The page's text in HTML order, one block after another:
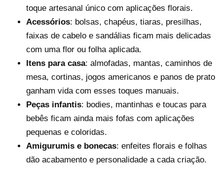
toque artesanal único com aplicações florais.
Acessórios: bolsas, chapéus, tiaras, presilhas,
faixas de cabelo e sandálias ficam mais delicadas
com uma flor ou folha aplicada.
Itens para casa: almofadas, mantas, caminhos de
mesa, cortinas, jogos americanos e panos de prato
ganham vida com esses toques manuais.
Peças infantis: bodies, mantinhas e toucas para
bebês ficam ainda mais fofas com aplicações
pequenas e coloridas.
Amigurumis e bonecas: enfeites florais e folhas
dão acabamento e personalidade a cada criação.